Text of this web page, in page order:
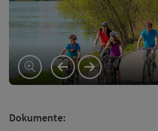
vorheriges
nächstes
Dokumente: